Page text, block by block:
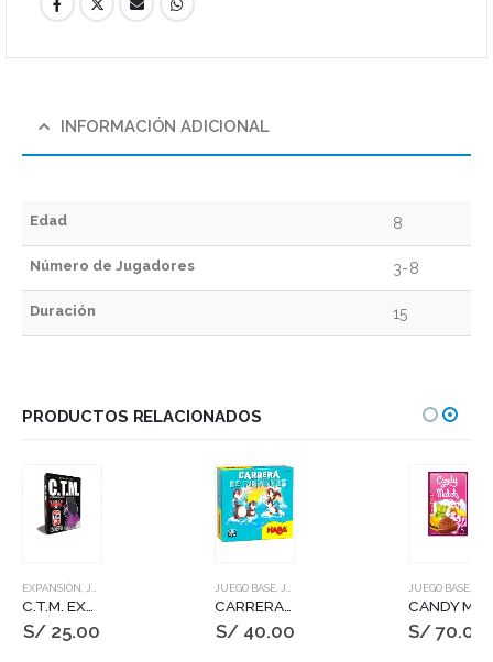
INFORMACIÓN ADICIONAL
Edad 8
Número de Jugadores 3-8
Duración 15
PRODUCTOS RELACIONADOS
EXPANSIÓN JUEGOS DE MESA
S/ 25.00
JUEGO BASE JUEGOS DE MESA
S/40.00
JUEGO BASE,
S/ 70.00